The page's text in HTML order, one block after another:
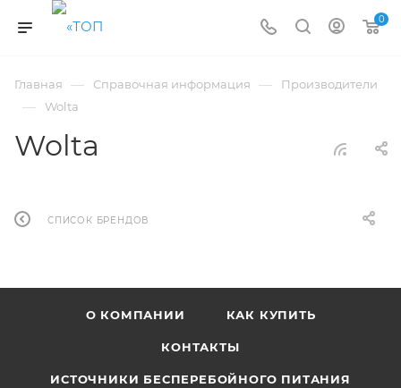
0
Главная — Справочная информация — Производители
— Wolta
Wolta
СПИСОК БРЕНДОВ
О КОМПАНИИ КАК КУПИТЬ
КОНТАКТЫ
ИСТОЧНИКИ БЕСПЕРЕБОЙНОГО ПИТАНИЯ